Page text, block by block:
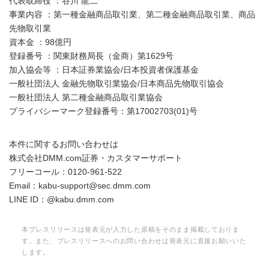
事業内容 ：第一種金融商品取引業、第二種金融商品取引業、商品
先物取引業
資本金 ：98億円
登録番号 ：関東財務局長（金商）第1629号
加入協会等 ：日本証券業協会/日本投資者保護基金
一般社団法人 金融先物取引業協会/日本商品先物取引協会
一般社団法人 第二種金融商品取引業協会
プライバシーマーク登録番号：第17002703(01)号
本件に関するお問い合わせは
株式会社DMM.com証券・カスタマーサポート
フリーコール：0120-961-522
Email：kabu-support@sec.dmm.com
LINE ID：@kabu.dmm.com
本プレスリリースは発表元が入力した原稿をそのまま掲載しておりま
す。また、プレスリリースへのお問い合わせは発表元に直接お願いいた
します。